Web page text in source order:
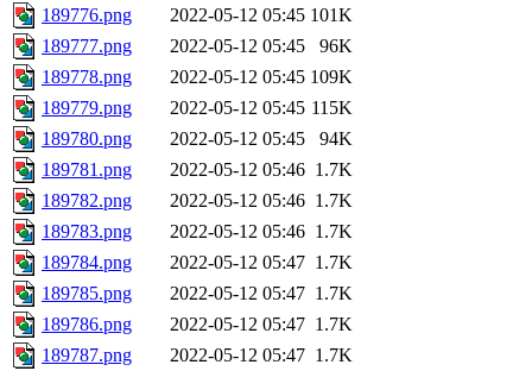
189776.png
2022-05-12 05:45 101K
189777.png
2022-05-12 05:45
96K
189778.png
2022-05-12 05:45 109K
189779.png
2022-05-12 05:45 115K
189780.png
2022-05-12 05:45
94K
189781.png
2022-05-12 05:46 1.7K
189782.png
2022-05-12 05:46 1.7K
189783.png
2022-05-12 05:46 1.7K
189784.png
2022-05-12 05:47 1.7K
189785.png
2022-05-12 05:47 1.7K
189786.png
2022-05-12 05:47 1.7K
189787.png
2022-05-12 05:47 1.7K